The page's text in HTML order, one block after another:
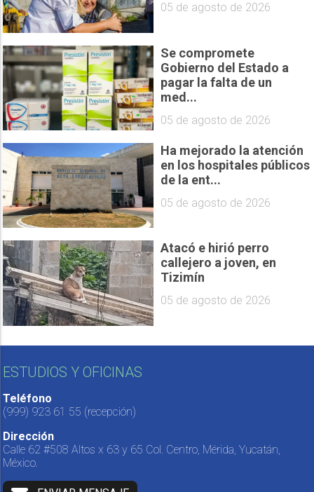
05 de agosto de 2026
Se compromete
Gobierno del Estado a
pagar la falta de un
med...
05 de agosto de 2026
Ha mejorado la atención
en los hospitales públicos
de la ent...
05 de agosto de 2026
Atacó e hirió perro
callejero a joven, en
Tizimín
05 de agosto de 2026
ESTUDIOS Y OFICINAS
Teléfono
(999) 923 61 55 (recepción)
Dirección
Calle 62 #508 Altos x 63 y 65 Col. Centro, Mérida, Yucatán,
México.